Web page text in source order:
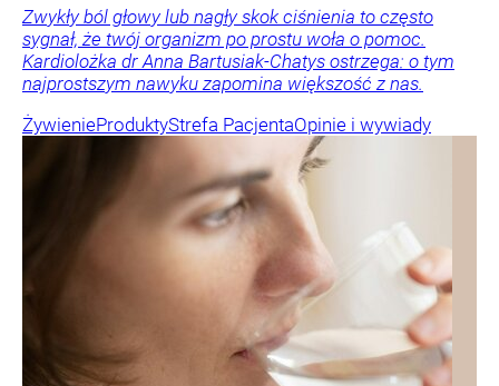
Zwykły ból głowy lub nagły skok ciśnienia to często
sygnał, że twój organizm po prostu woła o pomoc.
Kardiolożka dr Anna Bartusiak-Chatys ostrzega: o tym
najprostszym nawyku zapomina większość z nas.
ŻywienieProduktyStrefa PacjentaOpinie i wywiady